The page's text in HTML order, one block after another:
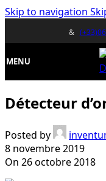
Skip to navigation
&
MENU
Détecteur
Posted by
8 novembre 2019
On 26 octobre 2018